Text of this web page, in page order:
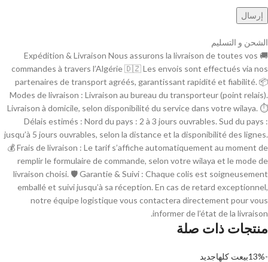
الشحن و التسليم
🚚 Expédition & Livraison Nous assurons la livraison de toutes vos
commandes à travers l’Algérie 🇩🇿 Les envois sont effectués via nos
partenaires de transport agréés, garantissant rapidité et fiabilité. 📦
Modes de livraison : Livraison au bureau du transporteur (point relais).
Livraison à domicile, selon disponibilité du service dans votre wilaya. ⏱
Délais estimés : Nord du pays : 2 à 3 jours ouvrables. Sud du pays :
jusqu’à 5 jours ouvrables, selon la distance et la disponibilité des lignes.
💰 Frais de livraison : Le tarif s’affiche automatiquement au moment de
remplir le formulaire de commande, selon votre wilaya et le mode de
livraison choisi. 🛡 Garantie & Suivi : Chaque colis est soigneusement
emballé et suivi jusqu’à sa réception. En cas de retard exceptionnel,
notre équipe logistique vous contactera directement pour vous
informer de l’état de la livraison.
منتجات ذات صلة
-13% بيعت كلهاجديد